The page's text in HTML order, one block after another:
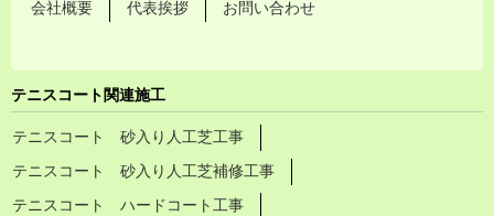
会社概要 代表挨拶 お問い合わせ
テニスコート関連施工
テニスコート 砂入り人工芝工事
テニスコート 砂入り人工芝補修工事
テニスコート ハードコート工事